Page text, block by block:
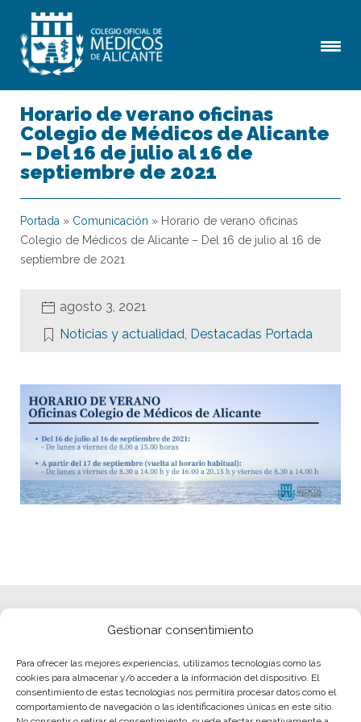
Gestionar consentimiento
Para ofrecer las mejores experiencias, utilizamos tecnologías como las
cookies para almacenar y/o acceder a la información del dispositivo. El
consentimiento de estas tecnologías nos permitirá procesar datos como el
comportamiento de navegación o las identificaciones únicas en este sitio.
Horario de verano oficinas
Colegio de Médicos de Alicante
– Del 16 de julio al 16 de
septiembre de 2021
Portada » Comunicación » Horario de verano oficinas
Colegio de Médicos de Alicante – Del 16 de julio al 16 de
septiembre de 2021
agosto 3, 2021
Noticias y actualidad, Destacadas Portada